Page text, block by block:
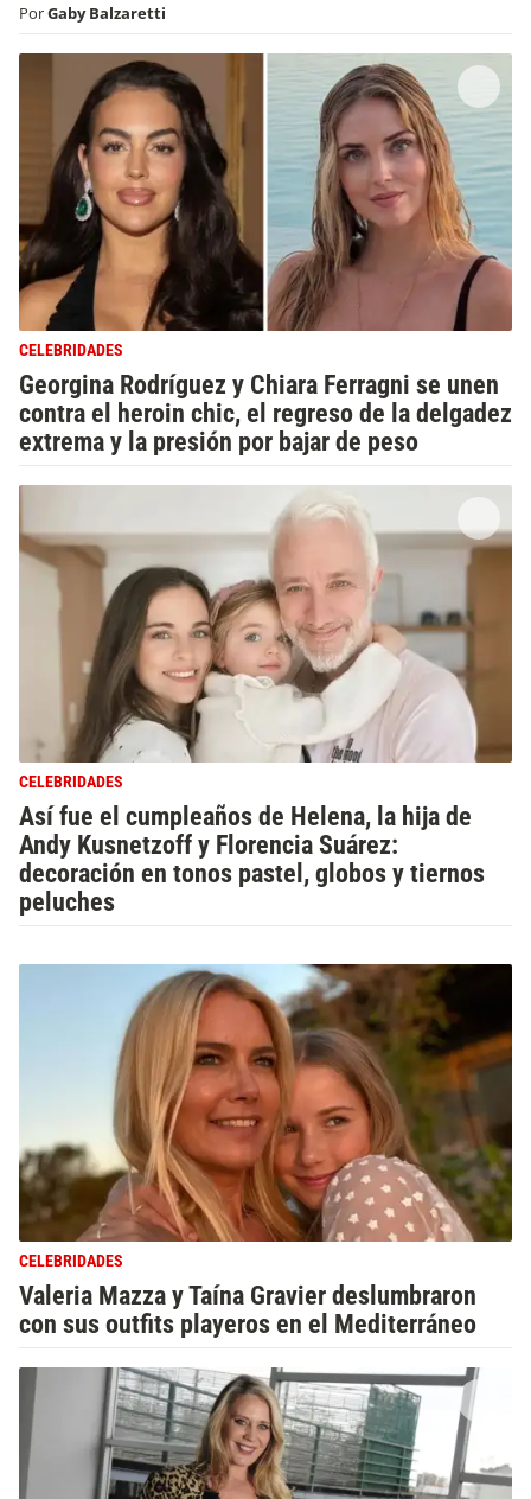
PorGaby Balzaretti
CELEBRIDADES
Georgina Rodríguez y Chiara Ferragni se unen
contra el heroin chic, el regreso de la delgadez
extrema y la presión por bajar de peso
CELEBRIDADES
Así fue el cumpleaños de Helena, la hija de
Andy Kusnetzoff y Florencia Suárez:
decoración en tonos pastel, globos y tiernos
peluches
CELEBRIDADES
Valeria Mazza y Taína Gravier deslumbraron
con sus outfits playeros en el Mediterráneo